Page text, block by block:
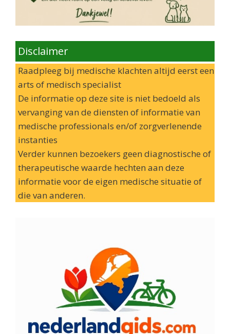
Disclaimer
Raadpleeg bij medische klachten altijd eerst een
arts of medisch specialist
De informatie op deze site is niet bedoeld als
vervanging van de diensten of informatie van
medische professionals en/of zorgverlenende
instanties
Verder kunnen bezoekers geen diagnostische of
therapeutische waarde hechten aan deze
informatie voor de eigen medische situatie of
die van anderen.